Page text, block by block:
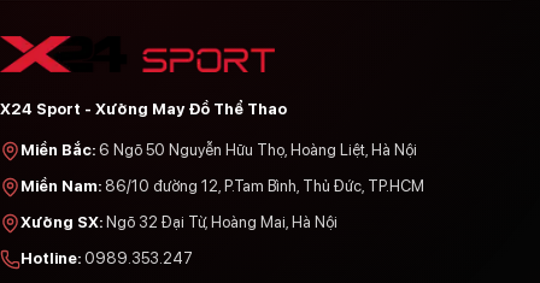
X24 Sport - Xưởng May Đồ Thể Thao
Miền Bắc: 6 Ngõ 50 Nguyễn Hữu Thọ, Hoàng Liệt, Hà Nội
Miền Nam: 86/10 đường 12, P.Tam Bình, Thủ Đức, TP.HCM
Xưởng SX: Ngõ 32 Đại Từ, Hoàng Mai, Hà Nội
Hotline: 0989.353.247